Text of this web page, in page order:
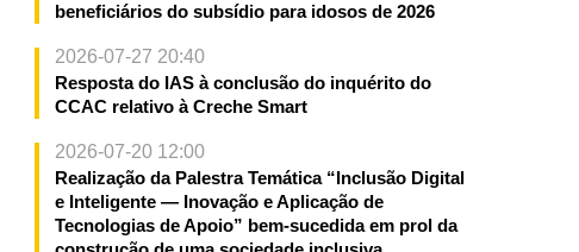
beneficiários do subsídio para idosos de 2026
2026-07-27 20:40
Resposta do IAS à conclusão do inquérito do
CCAC relativo à Creche Smart
2026-07-20 12:00
Realização da Palestra Temática “Inclusão Digital
e Inteligente — Inovação e Aplicação de
Tecnologias de Apoio” bem-sucedida em prol da